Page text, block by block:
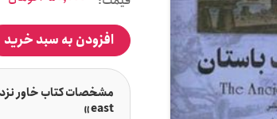
افزودن به سبد خرید
east»